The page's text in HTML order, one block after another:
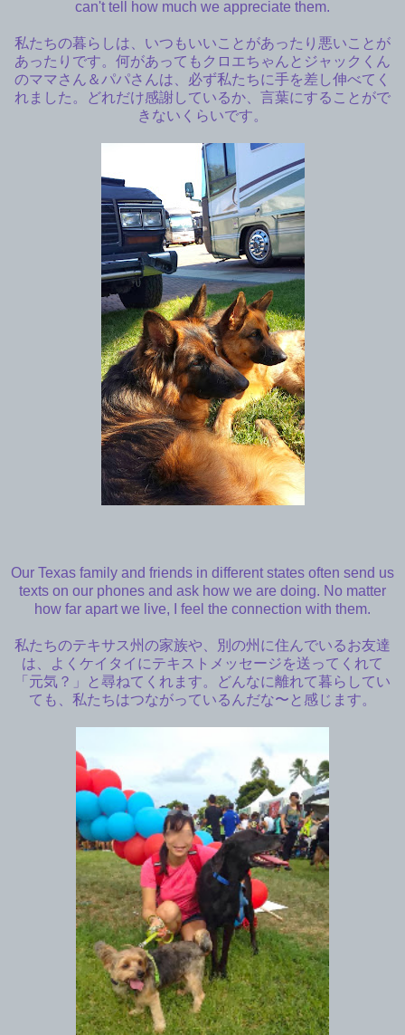
can't tell how much we appreciate them.
私たちの暮らしは、いつもいいことがあったり悪いことが
あったりです。何があってもクロエちゃんとジャックくん
のママさん＆パパさんは、必ず私たちに手を差し伸べてく
れました。どれだけ感謝しているか、言葉にすることがで
きないくらいです。
Our Texas family and friends in different states often send us
texts on our phones and ask how we are doing. No matter
how far apart we live, I feel the connection with them.
私たちのテキサス州の家族や、別の州に住んでいるお友達
は、よくケイタイにテキストメッセージを送ってくれて
「元気？」と尋ねてくれます。どんなに離れて暮らしてい
ても、私たちはつながっているんだな〜と感じます。